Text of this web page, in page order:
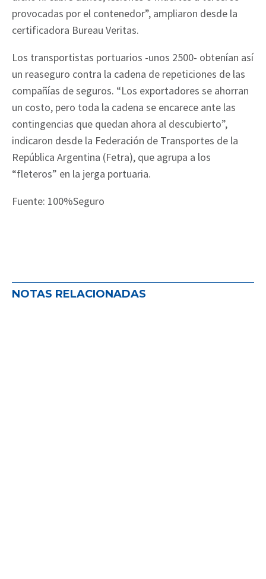
provocadas por el contenedor”, ampliaron desde la
certificadora Bureau Veritas.
Los transportistas portuarios -unos 2500- obtenían así
un reaseguro contra la cadena de repeticiones de las
compañías de seguros. “Los exportadores se ahorran
un costo, pero toda la cadena se encarece ante las
contingencias que quedan ahora al descubierto”,
indicaron desde la Federación de Transportes de la
República Argentina (Fetra), que agrupa a los
“fleteros” en la jerga portuaria.
Fuente: 100%Seguro
NOTAS RELACIONADAS